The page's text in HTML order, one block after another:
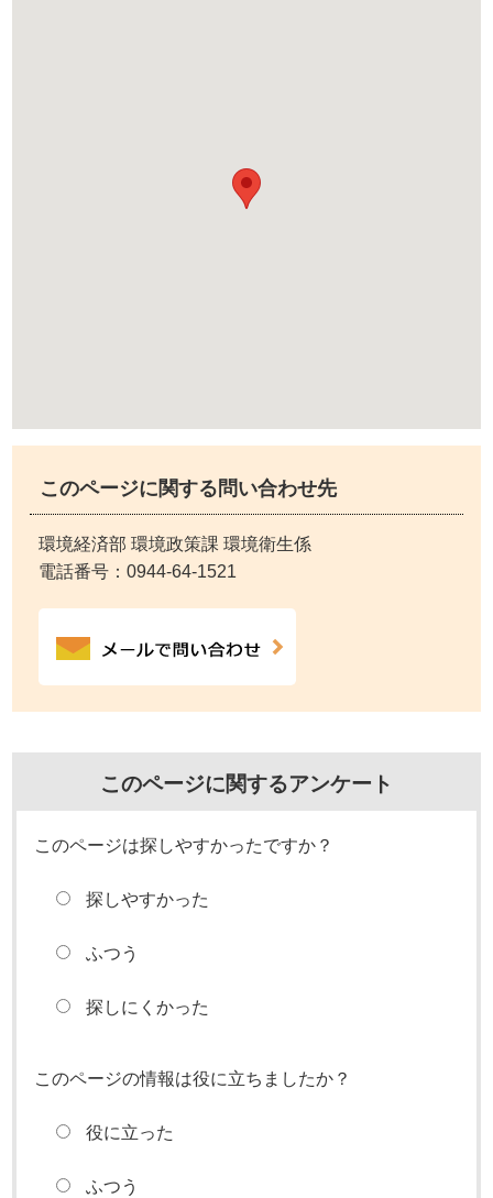
このページに関する問い合わせ先
環境経済部 環境政策課 環境衛生係
電話番号：0944-64-1521
このページに関するアンケート
このページは探しやすかったですか？
探しやすかった
ふつう
探しにくかった
このページの情報は役に立ちましたか？
役に立った
ふつう